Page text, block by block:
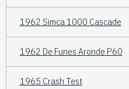
1962 Simca 1000 Cascade
1962 De Funes Aronde P60
1965 Crash Test